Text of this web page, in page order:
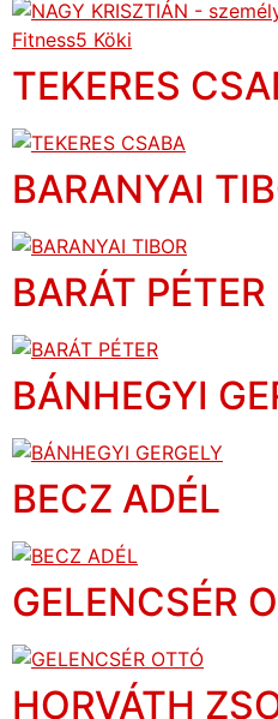
TEKERES
BARANYAI
BARÁT PÉTER
BÁNHEGYI
BECZ ADÉL
GELENCSÉR
HORVÁTH